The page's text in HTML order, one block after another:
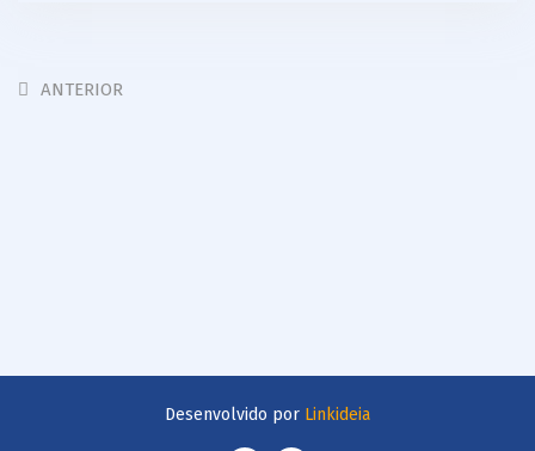
ANTERIOR
Desenvolvido por Linkideia